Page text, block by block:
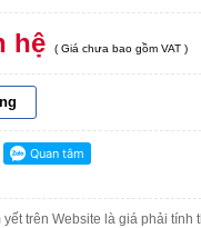
hệ ( Giá chưa bao gồm VAT )
trên Website là giá phải tính